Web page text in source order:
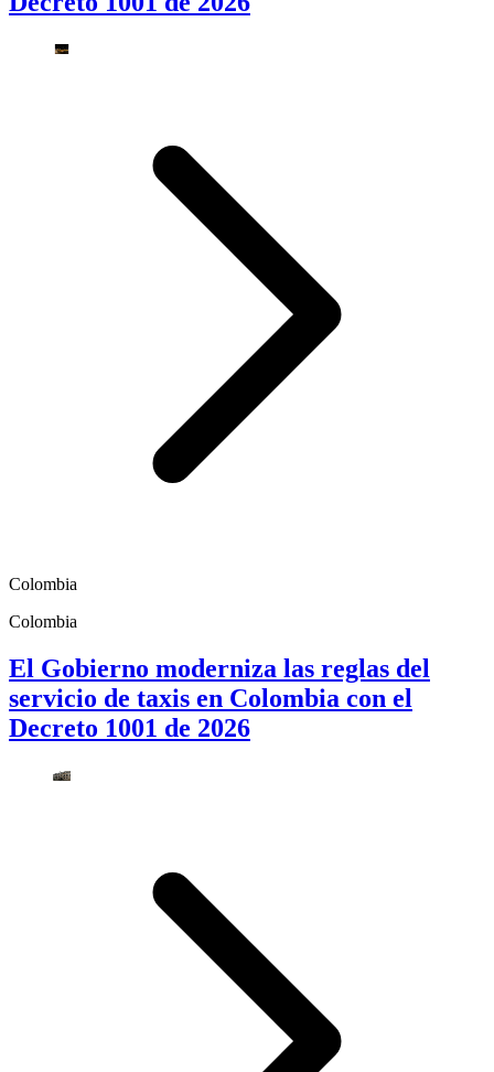
Colombia
Colombia
El Gobierno moderniza las reglas del
servicio de taxis en Colombia con el
Decreto 1001 de 2026